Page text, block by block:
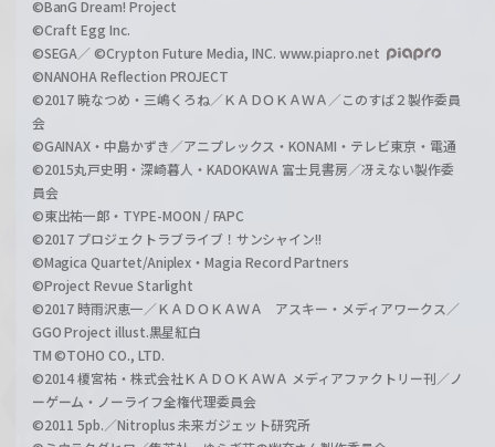
©BanG Dream! Project
©Craft Egg Inc.
©SEGA／ ©Crypton Future Media, INC. www.piapro.net
©NANOHA Reflection PROJECT
©2017 暁なつめ・三嶋くろね／ＫＡＤＯＫＡＷＡ／このすば２製作委員
会
©GAINAX・中島かずき／アニプレックス・KONAMI・テレビ東京・電通
©2015丸戸史明・深崎暮人・KADOKAWA 富士見書房／冴えない製作委
員会
©東出祐一郎・TYPE-MOON / FAPC
©2017 プロジェクトラブライブ！サンシャイン!!
©Magica Quartet/Aniplex・Magia Record Partners
©Project Revue Starlight
©2017 時雨沢恵一／ＫＡＤＯＫＡＷＡ アスキー・メディアワークス／
GGO Project illust.黒星紅白
TM ©TOHO CO., LTD.
©2014 榎宮祐・株式会社ＫＡＤＯＫＡＷＡ メディアファクトリー刊／ノ
ーゲーム・ノーライフ全権代理委員会
©2011 5pb.／Nitroplus 未来ガジェット研究所